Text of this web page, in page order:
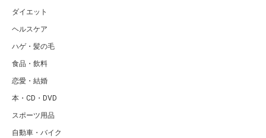
ダイエット
ヘルスケア
ハゲ・髪の毛
食品・飲料
恋愛・結婚
本・CD・DVD
スポーツ用品
自動車・バイク